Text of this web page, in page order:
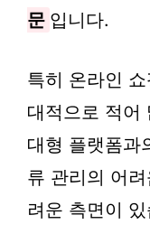
문 입니다.
특히 온라인
대적으로 적어
대형 플랫폼과
류 관리의 어
려운 측면이